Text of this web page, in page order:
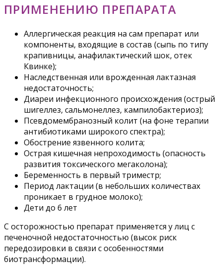
ПРИМЕНЕНИЮ ПРЕПАРАТА
Аллергическая реакция на сам препарат или
компоненты, входящие в состав (сыпь по типу
крапивницы, анафилактический шок, отек
Квинке);
Наследственная или врожденная лактазная
недостаточность;
Диареи инфекционного происхождения (острый
шигеллез, сальмонеллез, кампилобактериоз);
Псевдомембранозный колит (на фоне терапии
антибиотиками широкого спектра);
Обострение язвенного колита;
Острая кишечная непроходимость (опасность
развития токсического мегаколона);
Беременность в первый триместр;
Период лактации (в небольших количествах
проникает в грудное молоко);
Дети до 6 лет
С осторожностью препарат применяется у лиц с
печеночной недостаточностью (высок риск
передозировки в связи с особенностями
биотрансформации).